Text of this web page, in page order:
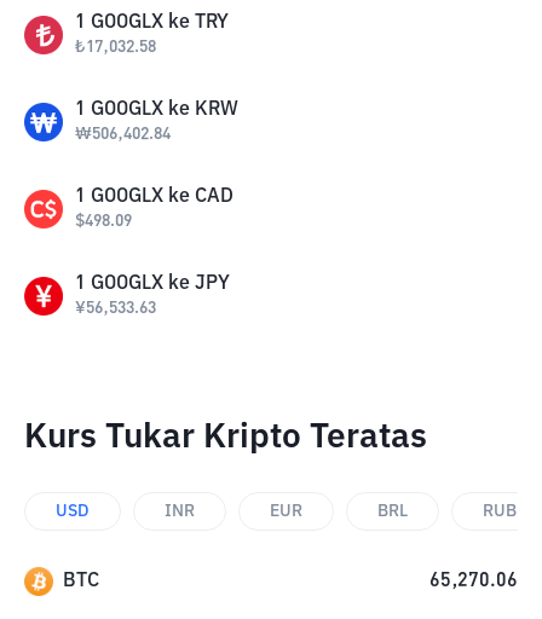
1 GOOGLX ke TRY
₺17,032.58
1 GOOGLX ke KRW
₩506,402.84
1 GOOGLX ke CAD
$498.09
1 GOOGLX ke JPY
¥56,533.63
Kurs Tukar Kripto Teratas
USD INR EUR BRL RUB
BTC 65,270.06